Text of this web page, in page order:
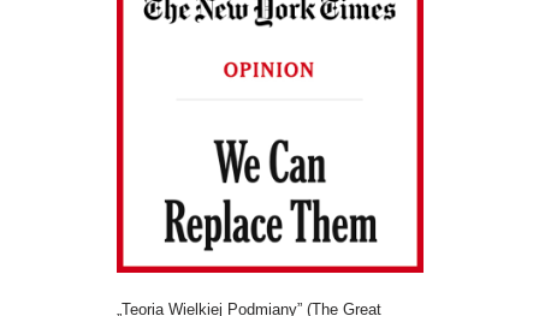
„Teoria Wielkiej Podmiany” (The Great